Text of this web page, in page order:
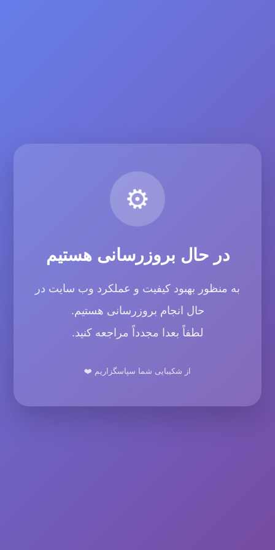
⚙️
در حال بروزرسانی هستیم
به منظور بهبود کیفیت و عملکرد وب سایت در
حال انجام بروزرسانی هستیم.
لطفاً بعدا مجدداً مراجعه کنید.
از شکیبایی شما سپاسگزاریم ❤️